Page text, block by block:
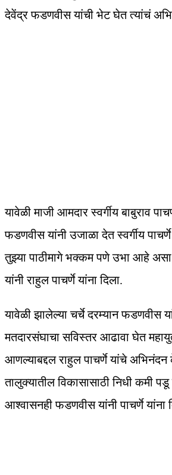
देवेंद्र फडणवीस यांची भेट घेत त्यांचं
यावेळी माजी आमदार स्वर्गीय बाबुराव
फडणवीस यांनी उजाळा देत स्वर्गीय पाचर्णे
तुझ्या पाठीमागे भक्कम पणे उभा आहे
यांनी राहुल पाचर्णे यांना दिला.
यावेळी झालेल्या चर्चे दरम्यान फडणवीस
मतदारसंघाचा सविस्तर आढावा घेत
आणल्याबद्दल राहुल पाचर्णे यांचे
तालुक्यातील विकासासाठी निधी कमी
आश्वासनही फडणवीस यांनी पाचर्णे यांना